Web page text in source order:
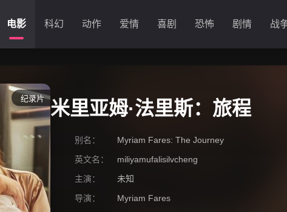
电影 科幻 动作 爱情 喜剧 恐怖 剧情 战
纪录片 米里亚姆·法里斯：旅程
别名：
Myriam Fares: The Journey
英文名：
miliyamufalisilvcheng
主演：
未知
导演：
Myriam Fares